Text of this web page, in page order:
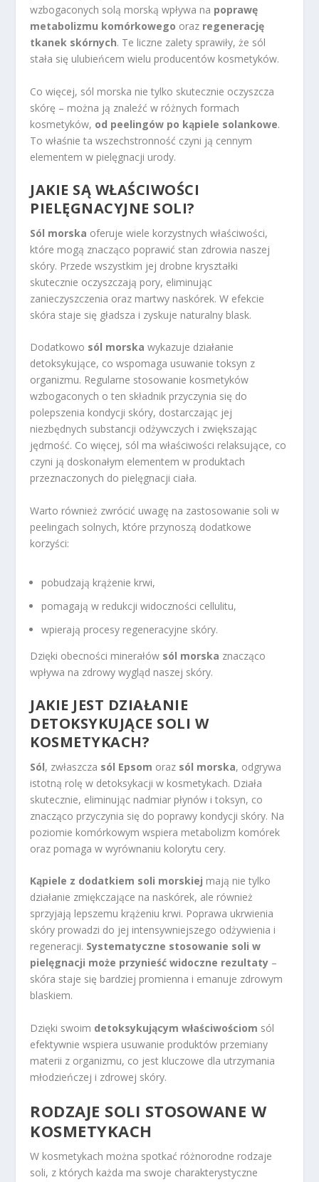
wzbogaconych solą morską wpływa na poprawę
metabolizmu komórkowego oraz regenerację
tkanek skórnych. Te liczne zalety sprawiły, że sól
stała się ulubieńcem wielu producentów kosmetyków.
Co więcej, sól morska nie tylko skutecznie oczyszcza
skórę – można ją znaleźć w różnych formach
kosmetyków, od peelingów po kąpiele solankowe.
To właśnie ta wszechstronność czyni ją cennym
elementem w pielęgnacji urody.
JAKIE SĄ WŁAŚCIWOŚCI
PIELĘGNACYJNE SOLI?
Sól morska oferuje wiele korzystnych właściwości,
które mogą znacząco poprawić stan zdrowia naszej
skóry. Przede wszystkim jej drobne kryształki
skutecznie oczyszczają pory, eliminując
zanieczyszczenia oraz martwy naskórek. W efekcie
skóra staje się gładsza i zyskuje naturalny blask.
Dodatkowo sól morska wykazuje działanie
detoksykujące, co wspomaga usuwanie toksyn z
organizmu. Regularne stosowanie kosmetyków
wzbogaconych o ten składnik przyczynia się do
polepszenia kondycji skóry, dostarczając jej
niezbędnych substancji odżywczych i zwiększając
jędrność. Co więcej, sól ma właściwości relaksujące, co
czyni ją doskonałym elementem w produktach
przeznaczonych do pielęgnacji ciała.
Warto również zwrócić uwagę na zastosowanie soli w
peelingach solnych, które przynoszą dodatkowe
korzyści:
pobudzają krążenie krwi,
pomagają w redukcji widoczności cellulitu,
wpierają procesy regeneracyjne skóry.
Dzięki obecności minerałów sól morska znacząco
wpływa na zdrowy wygląd naszej skóry.
JAKIE JEST DZIAŁANIE
DETOKSYKUJĄCE SOLI W
KOSMETYKACH?
Sól, zwłaszcza sól Epsom oraz sól morska, odgrywa
istotną rolę w detoksykacji w kosmetykach. Działa
skutecznie, eliminując nadmiar płynów i toksyn, co
znacząco przyczynia się do poprawy kondycji skóry. Na
poziomie komórkowym wspiera metabolizm komórek
oraz pomaga w wyrównaniu kolorytu cery.
Kąpiele z dodatkiem soli morskiej mają nie tylko
działanie zmiękczające na naskórek, ale również
sprzyjają lepszemu krążeniu krwi. Poprawa ukrwienia
skóry prowadzi do jej intensywniejszego odżywienia i
regeneracji. Systematyczne stosowanie soli w
pielęgnacji może przynieść widoczne rezultaty –
skóra staje się bardziej promienna i emanuje zdrowym
blaskiem.
Dzięki swoim detoksykującym właściwościom sól
efektywnie wspiera usuwanie produktów przemiany
materii z organizmu, co jest kluczowe dla utrzymania
młodzieńczej i zdrowej skóry.
RODZAJE SOLI STOSOWANE W
KOSMETYKACH
W kosmetykach można spotkać różnorodne rodzaje
soli, z których każda ma swoje charakterystyczne